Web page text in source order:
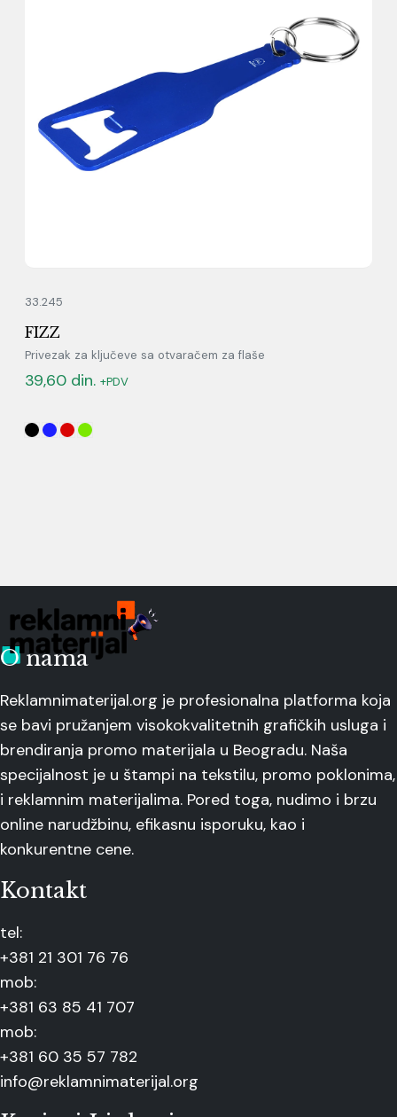
33.245
FIZZ
Privezak za ključeve sa otvaračem za flaše
39,60 din. +PDV
O nama
Reklamnimaterijal.org je profesionalna platforma koja
se bavi pružanjem visokokvalitetnih grafičkih usluga i
brendiranja promo materijala u Beogradu. Naša
specijalnost je u štampi na tekstilu, promo poklonima,
i reklamnim materijalima. Pored toga, nudimo i brzu
online narudžbinu, efikasnu isporuku, kao i
konkurentne cene.
Kontakt
tel:
+381 21 301 76 76
mob:
+381 63 85 41 707
mob:
+381 60 35 57 782
info@reklamnimaterijal.org